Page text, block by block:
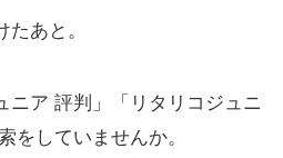
あと。
ニア 評判」「リタリコジュニ
をしていませんか。